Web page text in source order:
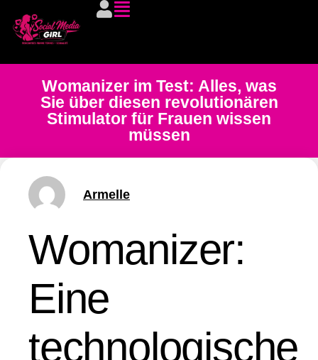
Womanizer im Test: Alles, was
Sie über diesen revolutionären
Stimulator für Frauen wissen
müssen
Armelle
Womanizer:
Eine
technologische